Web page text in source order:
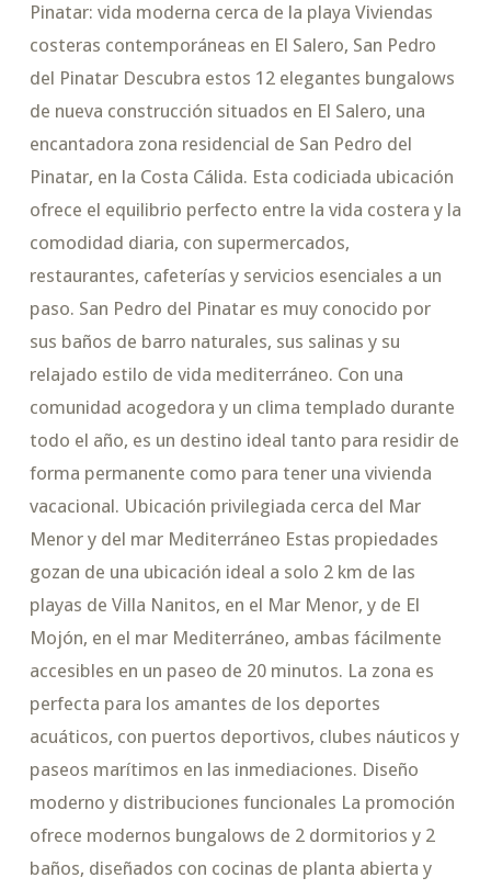
Pinatar: vida moderna cerca de la playa Viviendas
costeras contemporáneas en El Salero, San Pedro
del Pinatar Descubra estos 12 elegantes bungalows
de nueva construcción situados en El Salero, una
encantadora zona residencial de San Pedro del
Pinatar, en la Costa Cálida. Esta codiciada ubicación
ofrece el equilibrio perfecto entre la vida costera y la
comodidad diaria, con supermercados,
restaurantes, cafeterías y servicios esenciales a un
paso. San Pedro del Pinatar es muy conocido por
sus baños de barro naturales, sus salinas y su
relajado estilo de vida mediterráneo. Con una
comunidad acogedora y un clima templado durante
todo el año, es un destino ideal tanto para residir de
forma permanente como para tener una vivienda
vacacional. Ubicación privilegiada cerca del Mar
Menor y del mar Mediterráneo Estas propiedades
gozan de una ubicación ideal a solo 2 km de las
playas de Villa Nanitos, en el Mar Menor, y de El
Mojón, en el mar Mediterráneo, ambas fácilmente
accesibles en un paseo de 20 minutos. La zona es
perfecta para los amantes de los deportes
acuáticos, con puertos deportivos, clubes náuticos y
paseos marítimos en las inmediaciones. Diseño
moderno y distribuciones funcionales La promoción
ofrece modernos bungalows de 2 dormitorios y 2
baños, diseñados con cocinas de planta abierta y